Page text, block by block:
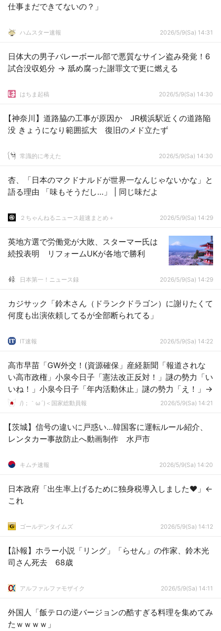
仕事まだできてないの？」
ハムスター速報 2026/5/9(Sa) 14:31
日体大の男子バレーボール部で悪質なサイン盗み発覚！6
試合没収処分 → 舐め腐った謝罪文で更に燃える
はちま起稿 2026/5/9(Sa) 14:30
【神奈川】道路脇の工事が原因か JR横浜駅近くの道路陥
没 きょうになり範囲拡大 復旧のメド立たず
常識的に考えた 2026/5/9(Sa) 14:30
杏、「日本のマクドナルドが世界一なんじゃないかな」と
語る理由 「味もそうだし…」 | 同じ味だよ
２ちゃんねるニュース超速まとめ＋ 2026/5/9(Sa) 14:29
英地方選で労働党が大敗、スターマー氏は
続投表明 リフォームUKが各地で勝利
日本第一！ニュース録 2026/5/9(Sa) 14:29
カジサック「鈴木さん（ドランクドラゴン）に謝りたくて
何度も出演依頼してるが全部断られてる」
IT速報 2026/5/9(Sa) 14:22
高市早苗「GW外交！(資源確保」産経新聞「報道されな
い高市政権」小泉今日子「憲法改正反対！」謎の勢力「い
いね！」小泉今日子「年内活動休止」謎の勢力「え！」→
/)；｀ω´)＜国家総動員報 2026/5/9(Sa) 14:21
【茨城】信号の違いに戸惑い…韓国客に運転ルール紹介、
レンタカー事故防止へ動画制作 水戸市
キムチ速報 2026/5/9(Sa) 14:20
日本政府「出生率上げるために独身税導入しました♥」←
これ
ゴールデンタイムズ 2026/5/9(Sa) 14:12
【訃報】ホラー小説「リング」「らせん」の作家、鈴木光
司さん死去 68歳
アルファルファモザイク 2026/5/9(Sa) 14:11
外国人「飯テロの逆バージョンの酷すぎる料理を集めてみ
たｗｗｗｗ」